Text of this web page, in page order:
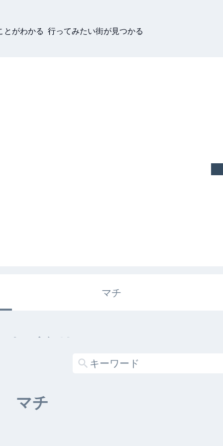
とがわかる 行ってみたい街が見つかる
マチ
キガタリ
マチ